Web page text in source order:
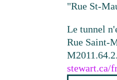
"Rue St-
Le tunnel
Rue Saint-
stewart.ca/